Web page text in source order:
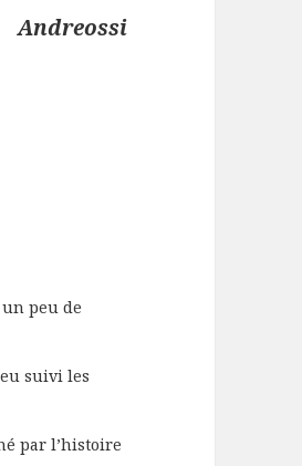
Andreossi
peu de
suivi les
par l’histoire